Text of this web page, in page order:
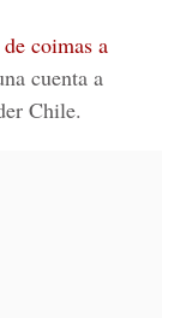
coimas a
cuenta a
Chile.